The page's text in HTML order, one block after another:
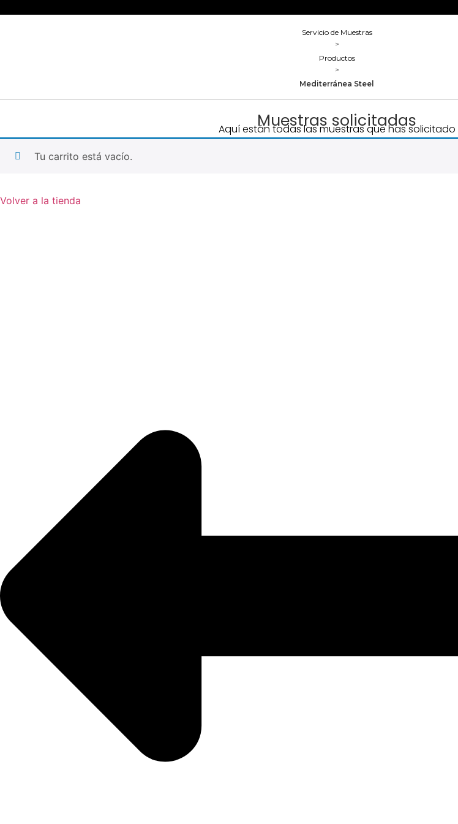
Servicio de Muestras
>
Productos
>
Mediterránea Steel
Muestras solicitadas
Aquí están todas las muestras que has solicitado
Tu carrito está vacío.
Volver a la tienda